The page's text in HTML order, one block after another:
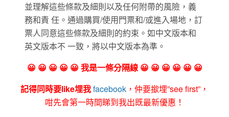
並理解這些條款及細則以及任何附帶的風險，義
務和責 任。通過購買/使用門票和/或進入場地，訂
票人同意這些條款及細則的約束。如中文版本和
英文版本不 一致，將以中文版本為準。
😀 😀 😀 😀 😀 我是一條分隔線 😀 😀 😀 😀 😀 😀
記得同時要like埋我facebook ，仲要撳埋”see first”，
咁先會第一時間睇到我出既最新優惠！